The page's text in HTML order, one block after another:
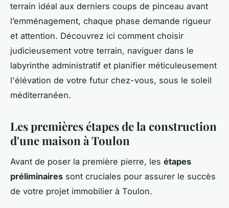
terrain idéal aux derniers coups de pinceau avant
l’emménagement, chaque phase demande rigueur
et attention. Découvrez ici comment choisir
judicieusement votre terrain, naviguer dans le
labyrinthe administratif et planifier méticuleusement
l'élévation de votre futur chez-vous, sous le soleil
méditerranéen.
Les premières étapes de la construction
d'une maison à Toulon
Avant de poser la première pierre, les étapes
préliminaires sont cruciales pour assurer le succès
de votre projet immobilier à Toulon.